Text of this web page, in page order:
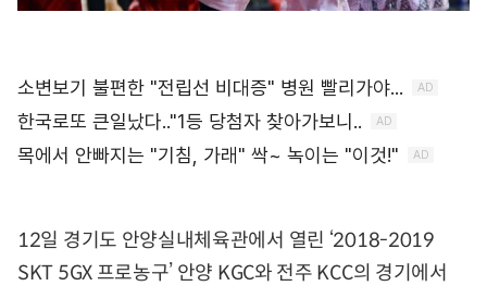
12일 경기도 안양실내체육관에서 열린 ‘2018-2019
SKT 5GX 프로농구’ 안양 KGC와 전주 KCC의 경기에서